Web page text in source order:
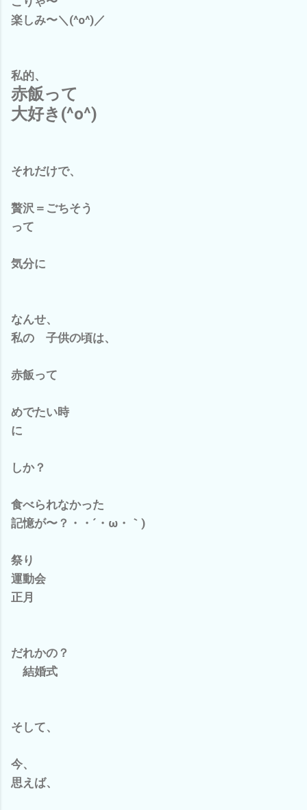
楽しみ〜＼(^o^)／
私的、
赤飯って
大好き(^o^)
それだけで、
贅沢＝ごちそう
って
気分に
なんせ、
私の 子供の頃は、
赤飯って
めでたい時
に
しか？
食べられなかった
記憶が〜？・・´・ω・｀)
祭り
運動会
正月
だれかの？
結婚式
そして、
今、
思えば、